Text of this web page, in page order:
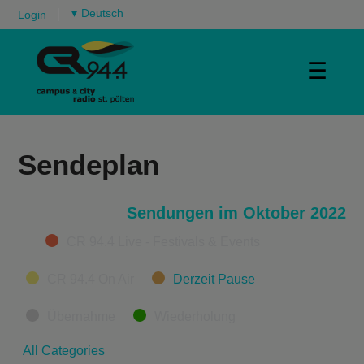
Login ▾
☰
Sendeplan
Sendungen im Oktober 2022
Categories
Derzeit Pause
All Categories